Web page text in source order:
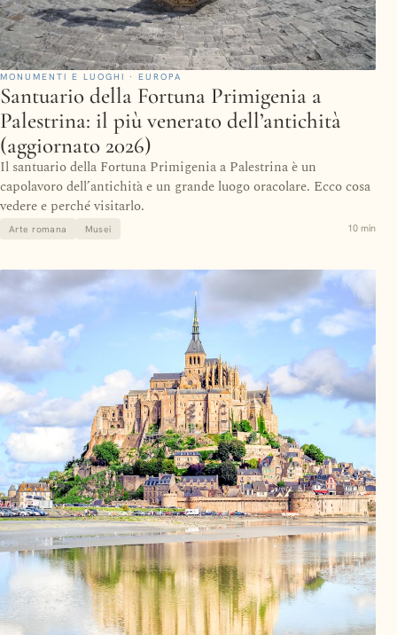
MONUMENTI E LUOGHI · EUROPA
Santuario della Fortuna Primigenia a
Palestrina: il più venerato dell’antichità
(aggiornato 2026)
Il santuario della Fortuna Primigenia a Palestrina è un
capolavoro dell’antichità e un grande luogo oracolare. Ecco cosa
vedere e perché visitarlo.
Arte romana Musei 10 min